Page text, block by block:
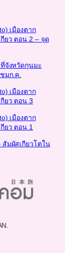
เมืองตาก
ยว ตอน 2 – จุด
จังหวัดกุนมะ
มก.ค.
เมืองตาก
ยว ตอน 3
เมืองตาก
ยว ตอน 1
สัมผัสเกียวโตใน